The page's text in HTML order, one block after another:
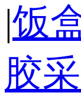
|饭
胶